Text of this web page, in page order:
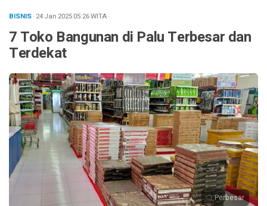
BISNIS· 24 Jan 202505:26WITA·
7 Toko Bangunan di Palu Terbesar dan
Terdekat
Perbesar